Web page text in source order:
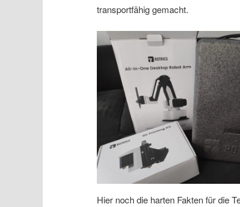
transportfähig gemacht.
Hier noch die harten Fakten für die